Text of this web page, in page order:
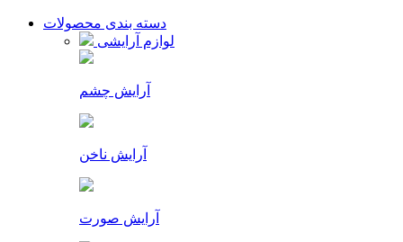
دسته بندی محصولات
لوازم آرایشی
آرایش چشم
آرایش ناخن
آرایش صورت